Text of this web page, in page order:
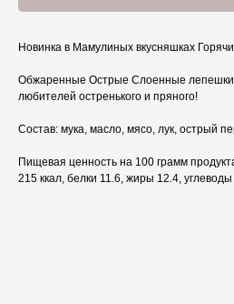
Новинка в Мамулиных вкусняшках
Обжаренные Острые Слоенные
любителей остренького и пряного!
Состав: мука, масло, мясо, лук, острый
Пищевая ценность на 100 грамм
215 ккал, белки 11.6, жиры 12.4,